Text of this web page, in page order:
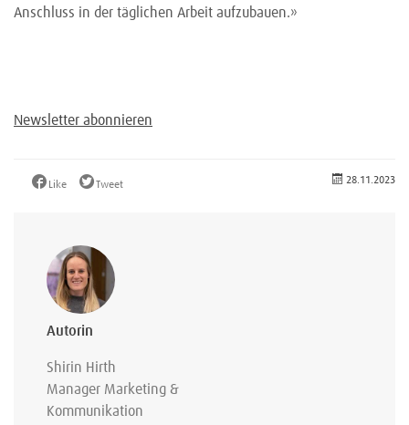
Anschluss in der täglichen Arbeit aufzubauen.»
Newsletter abonnieren
Like Tweet 28.11.2023
Autorin
Shirin Hirth
Manager Marketing &
Kommunikation